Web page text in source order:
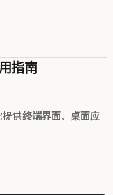
指南
提供终端界面、 桌面应